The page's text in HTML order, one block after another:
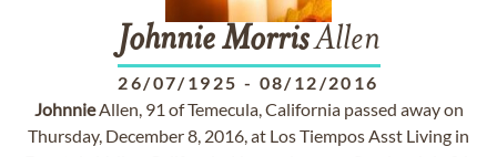
Johnnie MorrisAllen
26/07/1925 - 08/12/2016
JohnnieAllen, 91 of Temecula, California passed away on
Thursday, December 8, 2016, at Los Tiempos Asst Living in